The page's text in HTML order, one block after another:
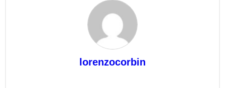
lorenzocorbin